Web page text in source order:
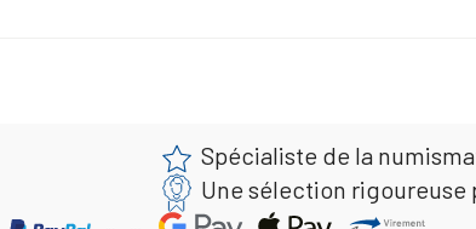
Spécialiste de la
Une sélection